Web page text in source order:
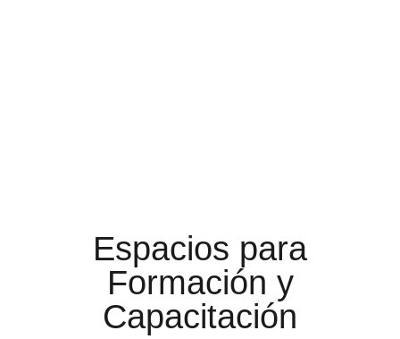
Espacios para
Formación y
Capacitación